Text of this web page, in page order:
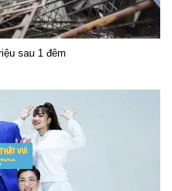
sau 1 đêm